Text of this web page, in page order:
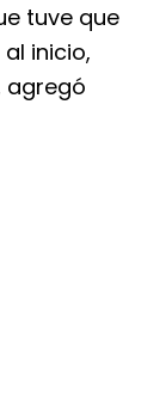
tuve que
inicio,
agregó